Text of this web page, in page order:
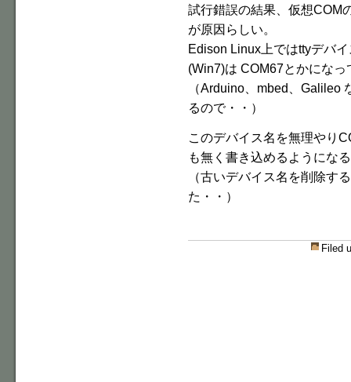
試行錯誤の結果、仮想COM
が原因らしい。
Edison Linux上ではttyデバ
(Win7)は COM67とかになっ
（Arduino、mbed、Galileo
るので・・）
このデバイス名を無理やり
も無く書き込めるようにな
（古いデバイス名を削除す
た・・）
Filed